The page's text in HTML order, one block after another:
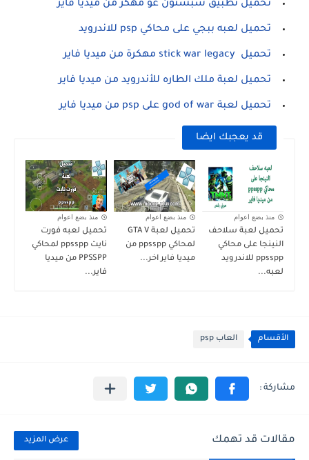
تحميل تطبيق سبستون غو مهكر من ميديا فاير
تحميل لعبه ببجي على محاكي psp للاندرويد
تحميل stick war legacy مهكرة من ميديا فاير
تحميل لعبة ملك الطاره للأندرويد من ميديا فاير
تحميل لعبة god of war على psp من ميديا فاير
قد يعجبك ايضا
منذ بضع اعوام
تحميل لعبة سلاحف
النينجا على محاكي
ppsspp للاندرويد
لعبه...
منذ بضع اعوام
تحميل لعبة GTA V
لمحاكي ppsspp من
ميديا فاير اخر...
منذ بضع اعوام
تحميل لعبه فورت
نايت ppsspp لمحاكي
PPSSPP من ميديا
فاير...
الأقسام العاب psp
مقالات قد تهمك عرض المزيد